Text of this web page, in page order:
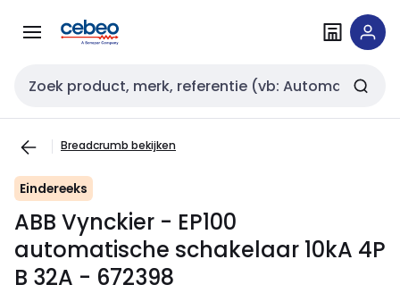
naar
naar
Zoekveld invoer
Breadcrumb bekijken
Eindereeks
ABB Vynckier - EP100
automatische schakelaar 10kA 4P
B 32A - 672398